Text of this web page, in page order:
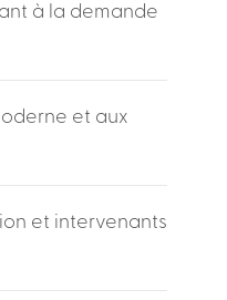
à la demande
et aux
et intervenants